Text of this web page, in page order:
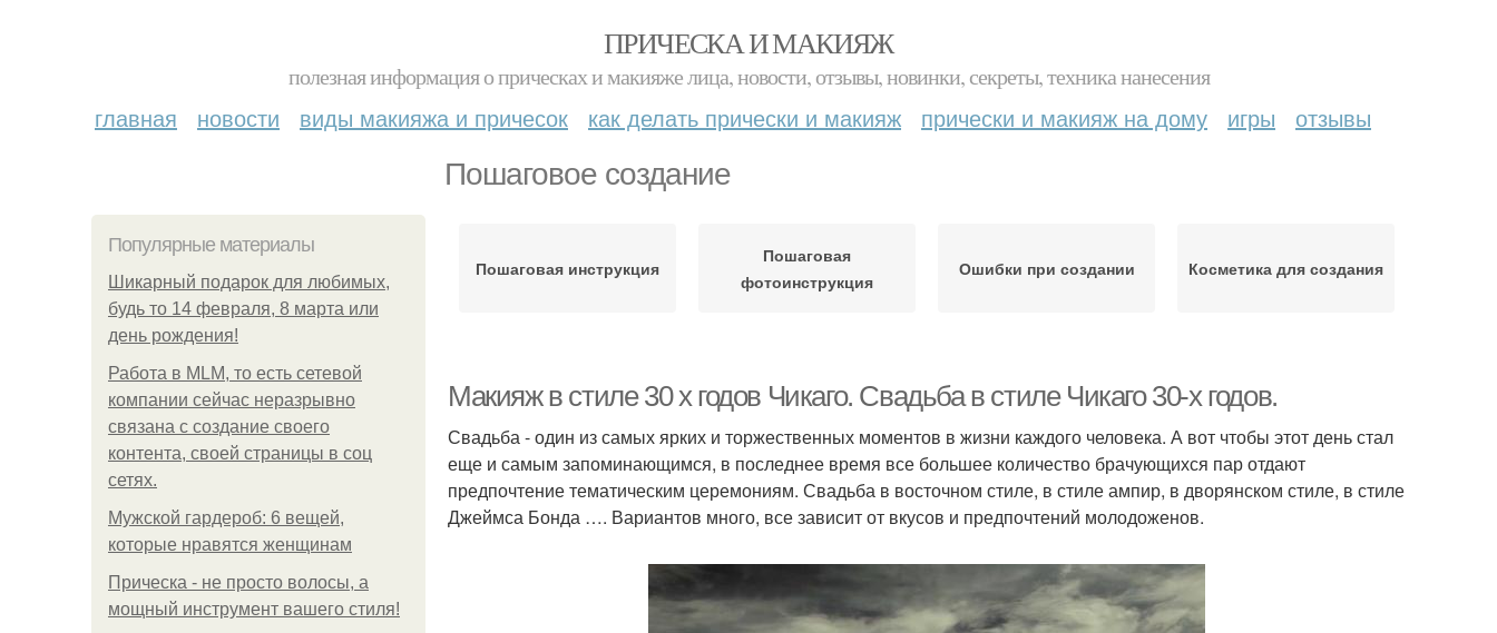
ПРИЧЕСКА И МАКИЯЖ
полезная информация о прическах и макияже лица, новости, отзывы, новинки, секреты, техника нанесения
главная новости виды макияжа и причесок как делать прически и макияж прически и макияж на дому игры отзывы
Пошаговое создание
Популярные материалы
Шикарный подарок для любимых,
будь то 14 февраля, 8 марта или
день рождения!
Работа в MLM, то есть сетевой
компании сейчас неразрывно
связана с создание своего
контента, своей страницы в соц
сетях.
Мужской гардероб: 6 вещей,
которые нравятся женщинам
Прическа - не просто волосы, а
мощный инструмент вашего стиля!
Пошаговая инструкция
Пошаговая
фотоинструкция
Ошибки при создании Косметика для создания
Макияж в стиле 30 х годов Чикаго. Свадьба в стиле Чикаго 30-х годов.
Свадьба - один из самых ярких и торжественных моментов в жизни каждого человека. А вот чтобы этот день стал
еще и самым запоминающимся, в последнее время все большее количество брачующихся пар отдают
предпочтение тематическим церемониям. Свадьба в восточном стиле, в стиле ампир, в дворянском стиле, в стиле
Джеймса Бонда …. Вариантов много, все зависит от вкусов и предпочтений молодоженов.